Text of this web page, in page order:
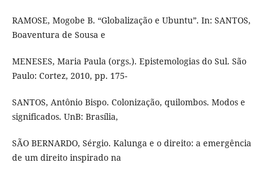
RAMOSE, Mogobe B. “Globalização e Ubuntu”. In: SANTOS,
Boaventura de Sousa e
MENESES, Maria Paula (orgs.). Epistemologias do Sul. São
Paulo: Cortez, 2010, pp. 175-
SANTOS, Antônio Bispo. Colonização, quilombos. Modos e
significados. UnB: Brasília,
SÃO BERNARDO, Sérgio. Kalunga e o direito: a emergência
de um direito inspirado na